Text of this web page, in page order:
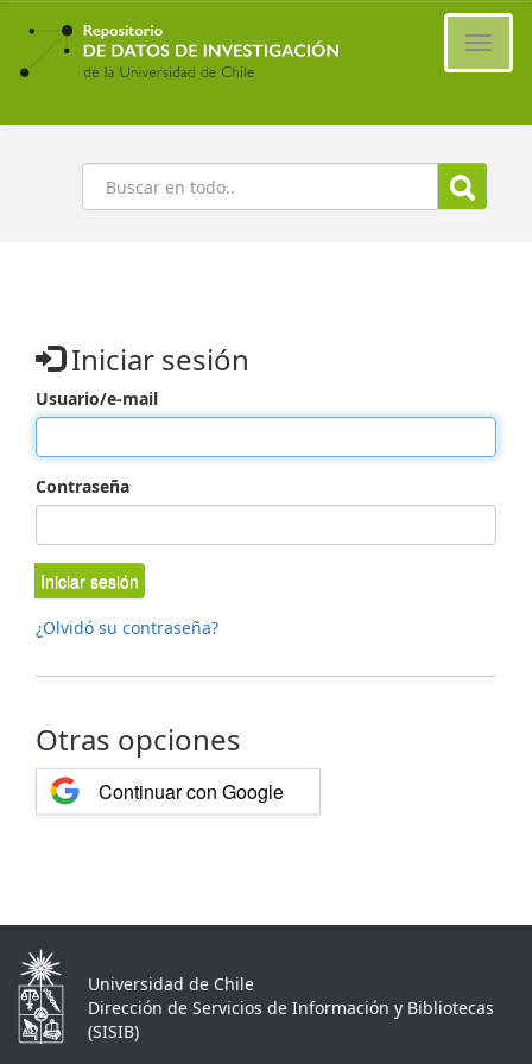
Ir
contenido
principal
Buscar
Iniciar sesión
Usuario/e-mail
Contraseña
Iniciar sesión
¿Olvidó su contraseña?
Otras opciones
Continuar con Google
Universidad de Chile
Dirección de Servicios de Información y Bibliotecas
(SISIB)